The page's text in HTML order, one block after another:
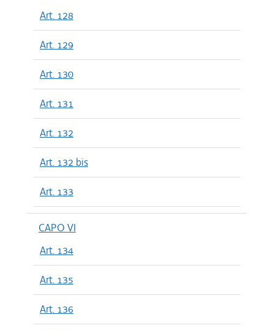
Art. 128
Art. 129
Art. 130
Art. 131
Art. 132
Art. 132 bis
Art. 133
CAPO VI
Art. 134
Art. 135
Art. 136